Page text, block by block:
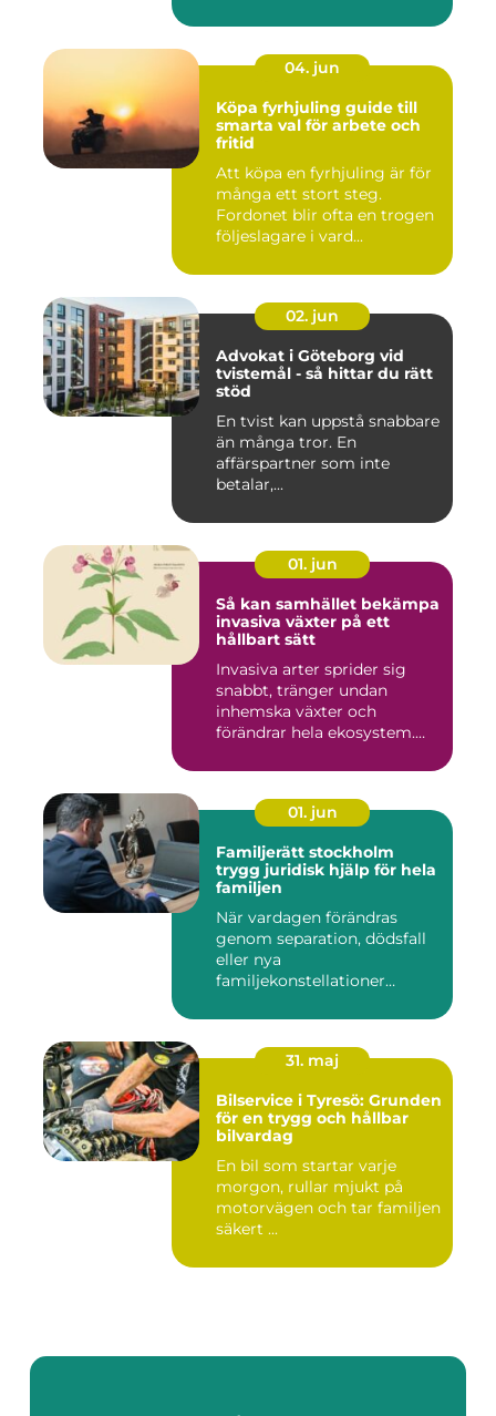
04. jun
Köpa fyrhjuling guide till
smarta val för arbete och
fritid
Att köpa en fyrhjuling är för
många ett stort steg.
Fordonet blir ofta en trogen
följeslagare i vard...
02. jun
Advokat i Göteborg vid
tvistemål - så hittar du rätt
stöd
En tvist kan uppstå snabbare
än många tror. En
affärspartner som inte
betalar,...
01. jun
Så kan samhället bekämpa
invasiva växter på ett
hållbart sätt
Invasiva arter sprider sig
snabbt, tränger undan
inhemska växter och
förändrar hela ekosystem.
01. jun
Familjerätt stockholm
trygg juridisk hjälp för hela
familjen
När vardagen förändras
genom separation, dödsfall
eller nya
familjekonstellationer
31. maj
Bilservice i Tyresö: Grunden
för en trygg och hållbar
bilvardag
En bil som startar varje
morgon, rullar mjukt på
motorvägen och tar familjen
säkert ...